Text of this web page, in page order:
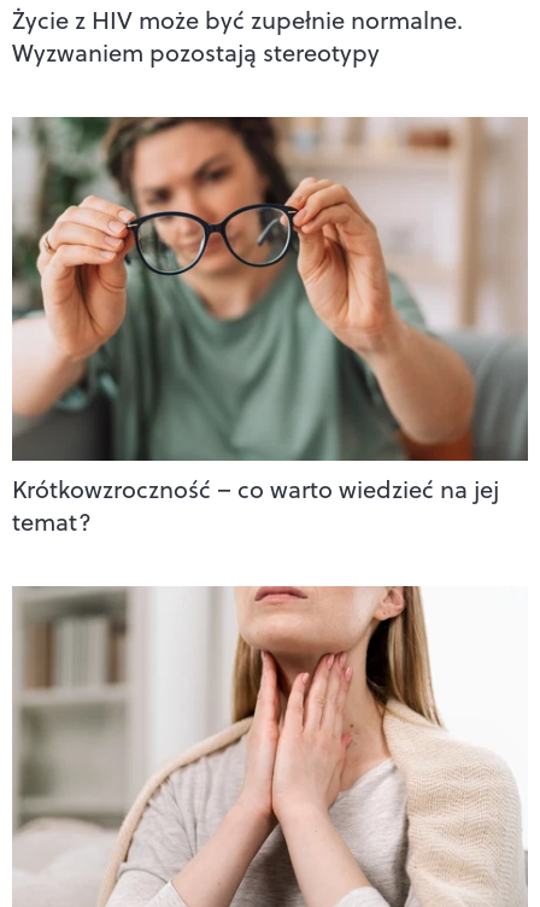
Życie z HIV może być zupełnie normalne.
Wyzwaniem pozostają stereotypy
Krótkowzroczność – co warto wiedzieć na jej
temat?